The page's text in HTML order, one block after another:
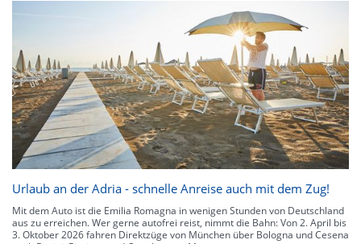
Urlaub an der Adria - schnelle Anreise auch mit dem Zug!
Mit dem Auto ist die Emilia Romagna in wenigen Stunden von Deutschland
aus zu erreichen. Wer gerne autofrei reist, nimmt die Bahn: Von 2. April bis
3. Oktober 2026 fahren Direktzüge von München über Bologna und Cesena